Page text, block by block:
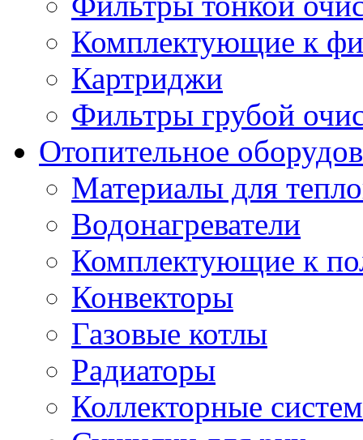
Комплектующие к
Картриджи
Фильтры грубой
Отопительное
Материалы для
Водонагреватели
Комплектующие к
Конвекторы
Газовые котлы
Радиаторы
Коллекторные